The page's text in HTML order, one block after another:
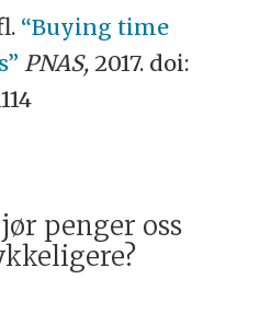
“Buying time
PNAS, 2017. doi:
penger oss